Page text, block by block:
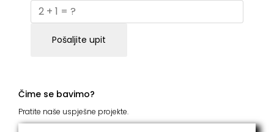
Pošaljite upit
Čime se bavimo?
Pratite naše uspješne projekte.